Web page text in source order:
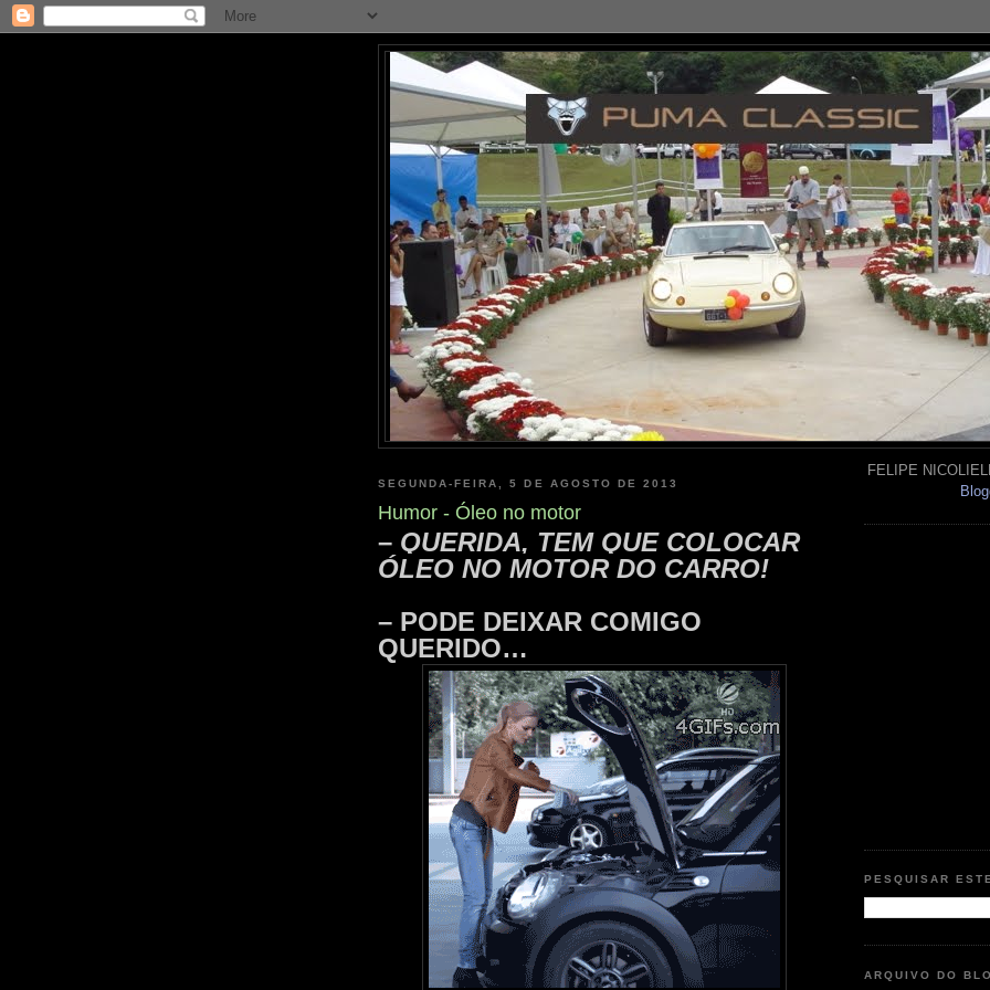
SEGUNDA-FEIRA, 5 DE AGOSTO DE 2013
Humor - Óleo no motor
– QUERIDA, TEM QUE COLOCAR
ÓLEO NO MOTOR DO CARRO!
– PODE DEIXAR COMIGO
QUERIDO…
FELIPE
PESQUISAR
ARQUIVO DO